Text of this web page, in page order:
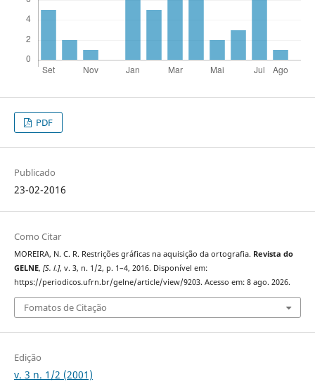
PDF
Publicado
23-02-2016
Como Citar
MOREIRA, N. C. R. Restrições gráficas na aquisição da ortografia. Revista do
GELNE, [S. l.], v. 3, n. 1/2, p. 1–4, 2016. Disponível em:
https://periodicos.ufrn.br/gelne/article/view/9203. Acesso em: 8 ago. 2026.
Fomatos de Citação
Edição
v. 3 n. 1/2 (2001)